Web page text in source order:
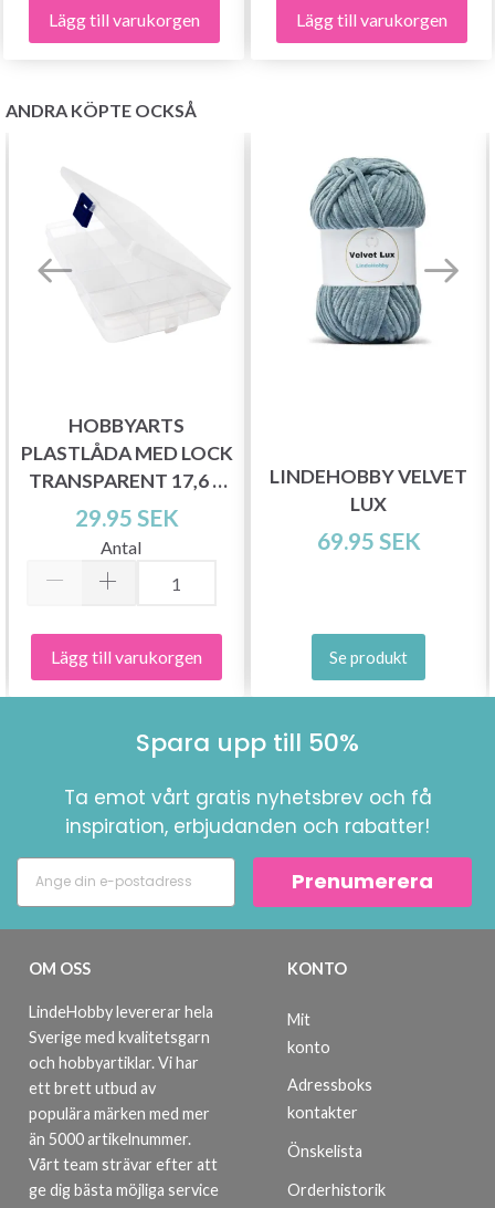
Lägg till varukorgen Lägg till varukorgen
ANDRA KÖPTE OCKSÅ
HOBBYARTS
PLASTLÅDA MED LOCK
TRANSPARENT 17,6 X
10 CM, 15 FACK
29.95 SEK
Antal
Lägg till varukorgen
LINDEHOBBY VELVET
LUX
69.95 SEK
Se produkt
Spara upp till 50%
Ta emot vårt gratis nyhetsbrev och få
inspiration, erbjudanden och rabatter!
Prenumerera
OM OSS
LindeHobby levererar hela
Sverige med kvalitetsgarn
och hobbyartiklar. Vi har
ett brett utbud av
populära märken med mer
än 5000 artikelnummer.
Vårt team strävar efter att
ge dig bästa möjliga service
KONTO
Mit
konto
Adressboks
kontakter
Önskelista
Orderhistorik
Spara upp till 50%!
Bli en del av vår garn-gemenskap och få
exklusiv tillgång till inspirerande
Prenumerera